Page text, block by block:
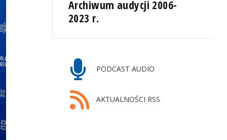
Archiwum audycji 2006-
2023 r.
PODCAST AUDIO
AKTUALNOŚCI RSS